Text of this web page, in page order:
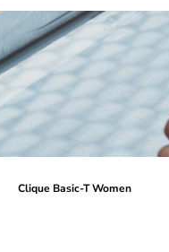
Clique Basic-T Women